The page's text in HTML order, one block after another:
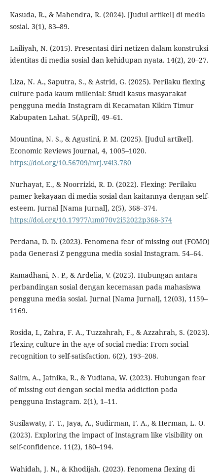
Kasuda, R., & Mahendra, R. (2024). [Judul artikel] di media
sosial. 3(1), 83–89.
Lailiyah, N. (2015). Presentasi diri netizen dalam konstruksi
identitas di media sosial dan kehidupan nyata. 14(2), 20–27.
Liza, N. A., Saputra, S., & Astrid, G. (2025). Perilaku flexing
culture pada kaum millenial: Studi kasus masyarakat
pengguna media Instagram di Kecamatan Kikim Timur
Kabupaten Lahat. 5(April), 49–61.
Mountina, N. S., & Agustini, P. M. (2025). [Judul artikel].
Economic Reviews Journal, 4, 1005–1020.
https://doi.org/10.56709/mrj.v4i3.780
Nurhayat, E., & Noorrizki, R. D. (2022). Flexing: Perilaku
pamer kekayaan di media sosial dan kaitannya dengan self-
esteem. Jurnal [Nama Jurnal], 2(5), 368–374.
https://doi.org/10.17977/um070v2i52022p368-374
Perdana, D. D. (2023). Fenomena fear of missing out (FOMO)
pada Generasi Z pengguna media sosial Instagram. 54–64.
Ramadhani, N. P., & Ardelia, V. (2025). Hubungan antara
perbandingan sosial dengan kecemasan pada mahasiswa
pengguna media sosial. Jurnal [Nama Jurnal], 12(03), 1159–
1169.
Rosida, I., Zahra, F. A., Tuzzahrah, F., & Azzahrah, S. (2023).
Flexing culture in the age of social media: From social
recognition to self-satisfaction. 6(2), 193–208.
Salim, A., Jatnika, R., & Yudiana, W. (2023). Hubungan fear
of missing out dengan social media addiction pada
pengguna Instagram. 2(1), 1–11.
Susilawaty, F. T., Jaya, A., Sudirman, F. A., & Herman, L. O.
(2023). Exploring the impact of Instagram like visibility on
self-confidence. 11(2), 180–194.
Wahidah, J. N., & Khodijah. (2023). Fenomena flexing di